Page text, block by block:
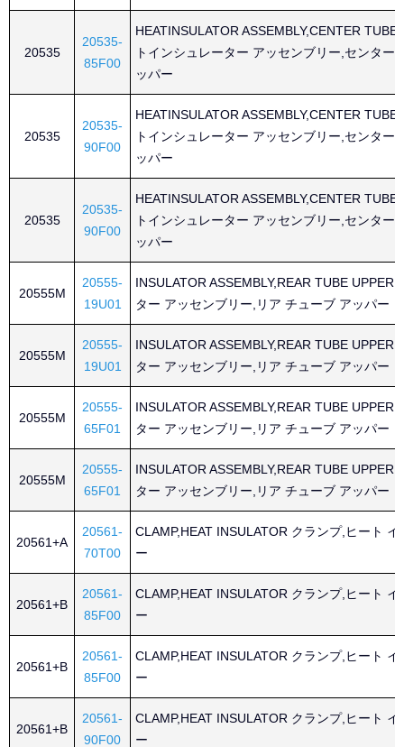
20535
20535-
85F00
HEATINSULATOR ASSEMBLY,CENTER TUBE
トインシュレーター アッセンブリー,センター
ッパー
20535
20535-
90F00
HEATINSULATOR ASSEMBLY,CENTER TUBE
トインシュレーター アッセンブリー,センター
ッパー
20535
20535-
90F00
HEATINSULATOR ASSEMBLY,CENTER TUBE
トインシュレーター アッセンブリー,センター
ッパー
20555M
20555-
19U01
INSULATOR ASSEMBLY,REAR TUBE UPPER
ター アッセンブリー,リア チューブ アッパー
20555M
20555-
19U01
INSULATOR ASSEMBLY,REAR TUBE UPPER
ター アッセンブリー,リア チューブ アッパー
20555M
20555-
65F01
INSULATOR ASSEMBLY,REAR TUBE UPPER
ター アッセンブリー,リア チューブ アッパー
20555M
20555-
65F01
INSULATOR ASSEMBLY,REAR TUBE UPPER
ター アッセンブリー,リア チューブ アッパー
20561+A
20561-
70T00
CLAMP,HEAT INSULATOR クランプ,ヒート
ー
20561+B
20561-
85F00
CLAMP,HEAT INSULATOR クランプ,ヒート
ー
20561+B
20561-
85F00
CLAMP,HEAT INSULATOR クランプ,ヒート
ー
20561+B
20561-
90F00
CLAMP,HEAT INSULATOR クランプ,ヒート
ー